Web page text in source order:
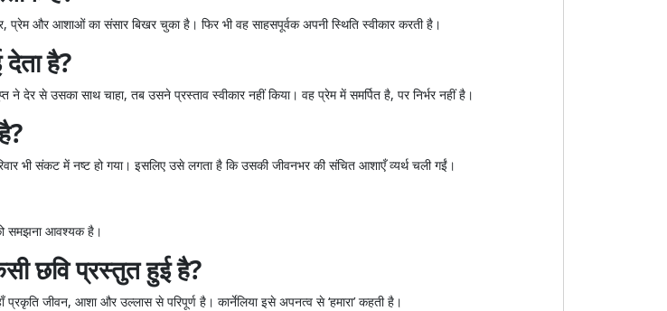
और आशाओं का संसार बिखर चुका है। फिर भी वह साहसपूर्वक अपनी स्थिति स्वीकार करती है।
है?
से उसका साथ चाहा, तब उसने प्रस्ताव स्वीकार नहीं किया। वह प्रेम में समर्पित है, पर निर्भर नहीं है।
भी संकट में नष्ट हो गया। इसलिए उसे लगता है कि उसकी जीवनभर की संचित आशाएँ व्यर्थ चली गईं।
समझना आवश्यक है।
छवि प्रस्तुत हुई है?
जीवन, आशा और उल्लास से परिपूर्ण है। कार्नेलिया इसे अपनत्व से ‘हमारा’ कहती है।